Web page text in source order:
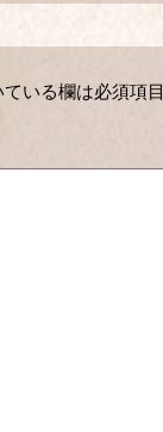
いる欄は必須項